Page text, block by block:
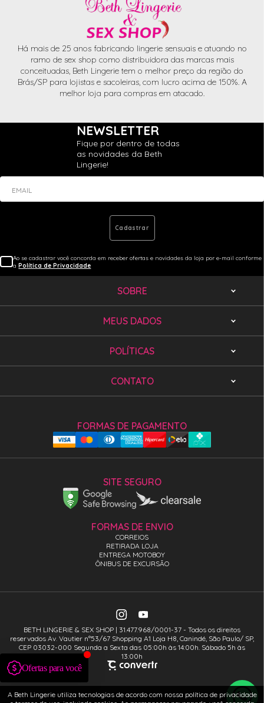
Há mais de 25 anos fabricando lingerie sensuais e atuando no
ramo de sex shop como distribuidora das marcas mais
conceituadas, Beth Lingerie tem o melhor preço da região do
Brás/SP para lojistas e sacoleiras, com lucro acima de 150%. A
melhor loja para compras em atacado.
NEWSLETTER
Fique por dentro de todas
as novidades da Beth
Lingerie!
EMAIL
Cadastrar
Ao se cadastrar você concorda em receber ofertas e novidades da loja por e-mail conforme
aPolítica de Privacidade
SOBRE
MEUS DADOS
POLÍTICAS
CONTATO
SITE SEGURO
FORMAS DE PAGAMENTO
FORMAS DE ENVIO
CORREIOS
RETIRADA LOJA
ENTREGA MOTOBOY
ÔNIBUS DE EXCURSÃO
BETH LINGERIE & SEX SHOP | 31.477.968/0001-37 - Todos os direitos
reservados Av. Vautier n°53/67 Shopping A1 Loja H8, Canindé, São Paulo/ SP,
CEP 03032-000 Segunda a Sexta das 05:00h às 14:00h. Sábado 5h às
13:00h
A Beth Lingerie utiliza tecnologias de acordo com nossa política de privacidade